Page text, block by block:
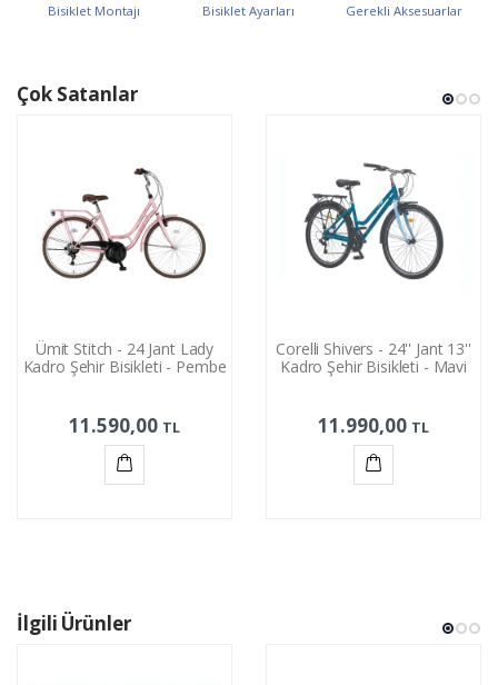
Bisiklet Montajı Bisiklet Ayarları Gerekli Aksesuarlar
Çok Satanlar
Ümit Stitch - 24 Jant Lady
Kadro Şehir Bisikleti - Pembe
11.590,00 TL
Corelli Shivers - 24'' Jant 13''
Kadro Şehir Bisikleti - Mavi
11.990,00 TL
İlgili Ürünler